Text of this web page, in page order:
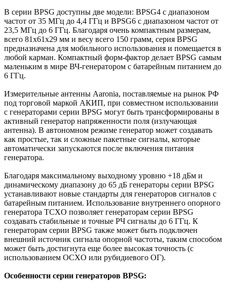
В серии BPSG доступны две модели: BPSG4 с диапазоном
частот от 35 МГц до 4,4 ГГц и BPSG6 с диапазоном частот от
23,5 МГц до 6 ГГц. Благодаря очень компактным размерам,
всего 81x61x29 мм и весу всего 150 грамм, серия BPSG
предназначена для мобильного использования и помещается в
любой карман. Компактный форм-фактор делает BPSG самым
маленьким в мире ВЧ-генератором с батарейным питанием до
6 ГГц.
Измерительные антенны Aaronia, поставляемые на рынок РФ
под торговой маркой АКИП, при совместном использовании
с генераторами серии BPSG могут быть трансформированы в
активный генератор напряженности поля (излучающая
антенна). В автономном режиме генератор может создавать
как простые, так и сложные пакетные сигналы, которые
автоматически запускаются после включения питания
генератора.
Благодаря максимальному выходному уровню +18 дБм и
динамическому диапазону до 65 дБ генераторы серии BPSG
устанавливают новые стандарты для генераторов сигналов с
батарейным питанием. Использование внутреннего опорного
генератора TCXO позволяет генераторам серии BPSG
создавать стабильные и точные РЧ сигналы до 6 ГГц. К
генераторам серии BPSG также может быть подключен
внешний источник сигнала опорной частоты, таким способом
может быть достигнута еще более высокая точность (с
использованием OCXO или рубидиевого ОГ).
Особенности серии генераторов BPSG: